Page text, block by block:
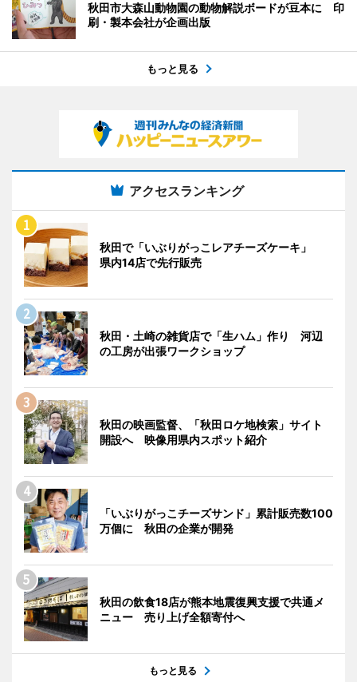
秋田市大森山動物園の動物解説ボードが豆本に 印
刷・製本会社が企画出版
もっと見る
アクセスランキング
秋田で「いぶりがっこレアチーズケーキ」
県内14店で先行販売
秋田・土崎の雑貨店で「生ハム」作り 河辺
の工房が出張ワークショップ
秋田の映画監督、「秋田ロケ地検索」サイト
開設へ 映像用県内スポット紹介
「いぶりがっこチーズサンド」累計販売数100
万個に 秋田の企業が開発
秋田の飲食18店が熊本地震復興支援で共通メ
ニュー 売り上げ全額寄付へ
もっと見る